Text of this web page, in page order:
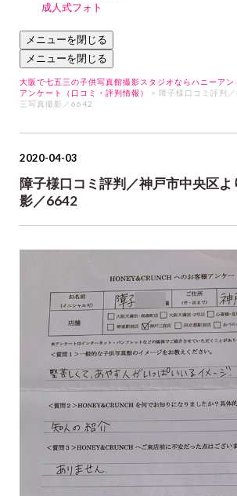
成人式フォト
メニューを閉じる
メニューを閉じる
大阪で七五三の子供写真館撮影スタジオならハニーア
アンケート（口コミ・評判情報）
> 障子様口コミ評判
三写真撮影／6642
2020-04-03
障子様口コミ評判／神戸市中央区
影／6642